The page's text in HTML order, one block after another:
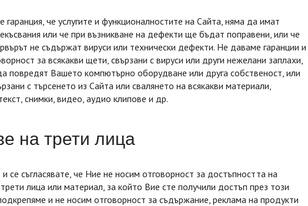
гаранция, че услугите и функционалностите на Сайта, няма да имат
или че при възникване на дефекти ще бъдат поправени, или че
не съдържат вируси или технически дефекти. Не даваме гаранции и
за всякакви щети, свързани с вируси или други нежелани заплахи,
повредят Вашето компютърно оборудване или друга собственост, или
с търсенето из Сайта или свалянето на всякакви материали,
снимки, видео, аудио клипове и др.
на трети лица
се съгласявате, че Ние не носим отговорност за достъпността на
лица или материал, за който Вие сте получили достъп през този
и не носим отговорност за съдържание, реклама на продукти